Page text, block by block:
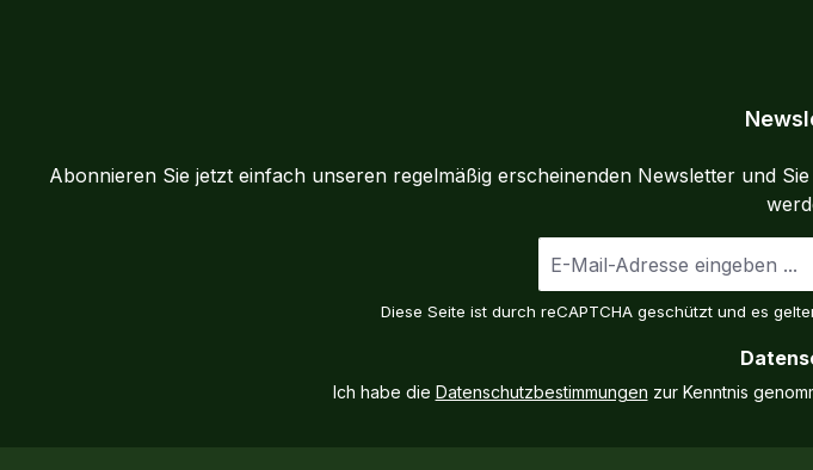
Abonnieren Sie jetzt einfach unseren regelmäßig erscheinenden Newsletter und
Mail-
Diese Seite ist durch reCAPTCHA geschützt und es
Ich habe die Datenschutzbestimmungen zur Kenntnis